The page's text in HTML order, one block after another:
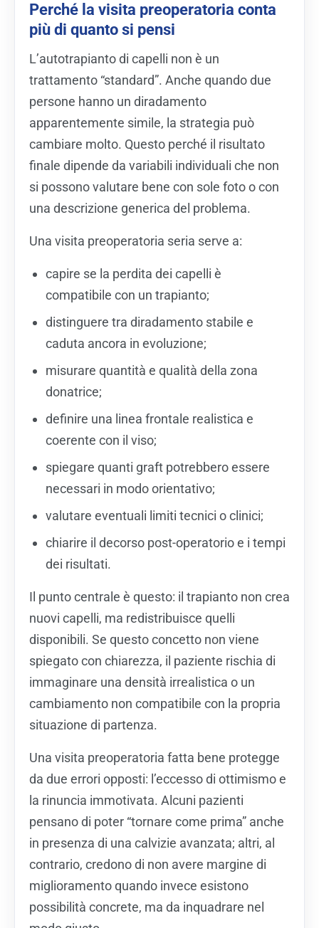
Perché la visita preoperatoria conta
più di quanto si pensi
L’autotrapianto di capelli non è un
trattamento “standard”. Anche quando due
persone hanno un diradamento
apparentemente simile, la strategia può
cambiare molto. Questo perché il risultato
finale dipende da variabili individuali che non
si possono valutare bene con sole foto o con
una descrizione generica del problema.
Una visita preoperatoria seria serve a:
capire se la perdita dei capelli è
compatibile con un trapianto;
distinguere tra diradamento stabile e
caduta ancora in evoluzione;
misurare quantità e qualità della zona
donatrice;
definire una linea frontale realistica e
coerente con il viso;
spiegare quanti graft potrebbero essere
necessari in modo orientativo;
valutare eventuali limiti tecnici o clinici;
chiarire il decorso post-operatorio e i tempi
dei risultati.
Il punto centrale è questo: il trapianto non crea
nuovi capelli, ma redistribuisce quelli
disponibili. Se questo concetto non viene
spiegato con chiarezza, il paziente rischia di
immaginare una densità irrealistica o un
cambiamento non compatibile con la propria
situazione di partenza.
Una visita preoperatoria fatta bene protegge
da due errori opposti: l’eccesso di ottimismo e
la rinuncia immotivata. Alcuni pazienti
pensano di poter “tornare come prima” anche
in presenza di una calvizie avanzata; altri, al
contrario, credono di non avere margine di
miglioramento quando invece esistono
possibilità concrete, ma da inquadrare nel